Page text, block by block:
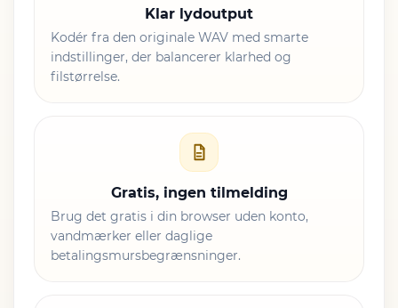
Klar lydoutput
Kodér fra den originale WAV med smarte
indstillinger, der balancerer klarhed og
filstørrelse.
Gratis, ingen tilmelding
Brug det gratis i din browser uden konto,
vandmærker eller daglige
betalingsmursbegrænsninger.